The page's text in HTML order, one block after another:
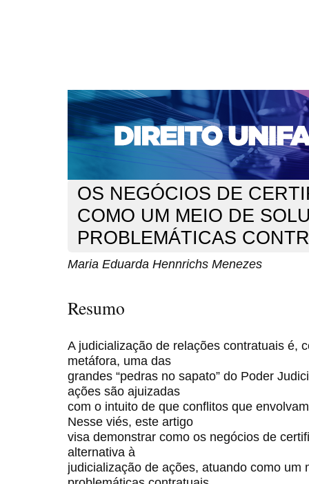
CAPA SOBRE ACESSO CADASTRO
NOTÍCIAS
EDIÇÕES DE Nº 1 A 100 WEBMAIL
Capa>n. 313 (2026) > Menezes
OS NEGÓCIOS DE
COMO UM MEIO DE
PROBLEMÁTICAS
Maria Eduarda Hennrichs Menezes
Resumo
A judicialização de relações contratuais é,
metáfora, uma das
grandes “pedras no sapato” do Poder
ações são ajuizadas
com o intuito de que conflitos que
Nesse viés, este artigo
visa demonstrar como os negócios de
alternativa à
judicialização de ações, atuando como um